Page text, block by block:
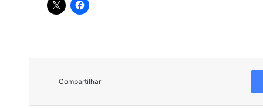
Compartilhar